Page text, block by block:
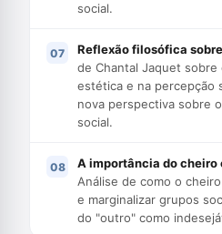
social.
Reflexão filosófica
de Chantal Jaquet
estética e na percepção
nova perspectiva sobre
social.
A importância do cheiro
Análise de como o
e marginalizar grupos
do "outro" como